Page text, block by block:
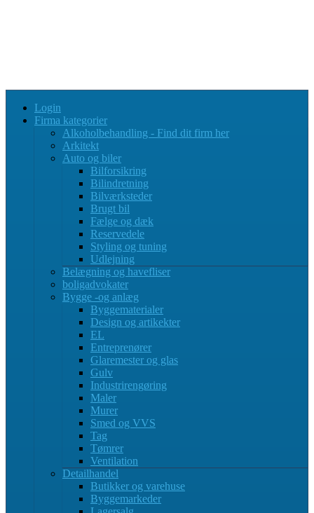
Login
Firma kategorier
Alkoholbehandling - Find dit firm her
Arkitekt
Auto og biler
Bilforsikring
Bilindretning
Bilværksteder
Brugt bil
Fælge og dæk
Reservedele
Styling og tuning
Udlejning
Belægning og havefliser
boligadvokater
Bygge -og anlæg
Byggematerialer
Design og artikekter
EL
Entreprenører
Glaremester og glas
Gulv
Industrirengøring
Maler
Murer
Smed og VVS
Tag
Tømrer
Ventilation
Detailhandel
Butikker og varehuse
Byggemarkeder